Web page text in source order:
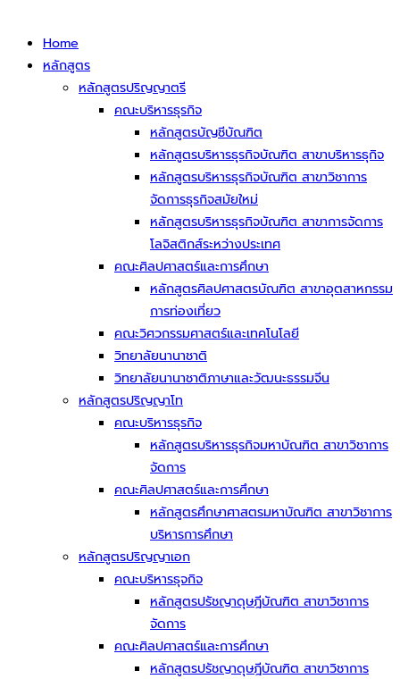
Home
หลักสูตร
หลักสูตรปริญญาตรี
คณะบริหารธุรกิจ
หลักสูตรบัญชีบัณฑิต
หลักสูตรบริหารธุรกิจบัณฑิต สาขาบริหารธุกิจ
หลักสูตรบริหารธุรกิจบัณฑิต สาขาวิชาการ
จัดการธุรกิจสมัยใหม่
หลักสูตรบริหารธุรกิจบัณฑิต สาขาการจัดการ
โลจิสติกส์ระหว่างประเทศ
คณะศิลปศาสตร์และการศึกษา
หลักสูตรศิลปศาสตรบัณฑิต สาขาอุตสาหกรรม
การท่องเที่ยว
คณะวิศวกรรมศาสตร์และเทคโนโลยี
วิทยาลัยนานาชาติ
วิทยาลัยนานาชาติภาษาและวัฒนะธรรมจีน
หลักสูตรปริญญาโท
คณะบริหารธุรกิจ
หลักสูตรบริหารธุรกิจมหาบัณฑิต สาขาวิชาการ
จัดการ
คณะศิลปศาสตร์และการศึกษา
หลักสูตรศึกษาศาสตรมหาบัณฑิต สาขาวิชาการ
บริหารการศึกษา
หลักสูตรปริญญาเอก
คณะบริหารธุจกิจ
หลักสูตรปรัชญาดุษฎีบัณฑิต สาขาวิชาการ
จัดการ
คณะศิลปศาสตร์และการศึกษา
หลักสูตรปรัชญาดุษฎีบัณฑิต สาขาวิชาการ